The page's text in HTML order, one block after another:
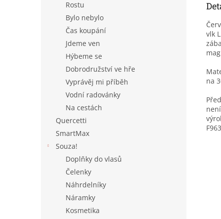
Rostu
Bylo nebylo
Čas koupání
Jdeme ven
Hýbeme se
Dobrodružství ve hře
Vyprávěj mi příběh
Vodní radovánky
Na cestách
Quercetti
SmartMax
Souza!
Doplňky do vlasů
Čelenky
Náhrdelníky
Náramky
Kosmetika
vlk
na